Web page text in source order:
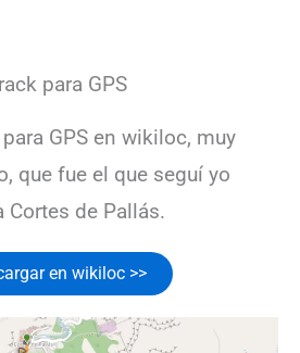
para GPS
GPS en wikiloc, muy
que fue el que seguí yo
Cortes de Pallás.
en wikiloc >>